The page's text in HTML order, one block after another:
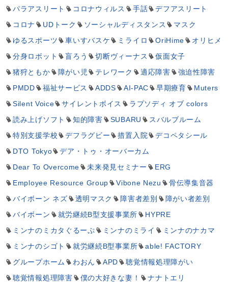
パラアスリート コロナウィルス 手話
デフアスリート
コロナ
UDトーク ソーシャルディスタンス
マスク
ゆるスポーツ
車いすバスケ ミライロ OriHime
オリヒメ
分身ロボット
盲ろう 切断ヴィーナス
仮面女子
猪狩ともか
障がい児 テレワーク 適応障害
強迫性障害
PMDD
福祉サービス ADDS AI-PAC 早期療育
Muters
Silent Voice
サイレントボイス
ラプソディ オブ colors
読み上げソフト
知的障害 SUBARU
スバルブルーム
特別支援学校
デフラグビー 措置入院
デコペタシール
DTO Tokyo
デア・トゥ・オーバーカム
Dear To Overcome
未来発見セミナー
ERG
Employee Resource Group
Vibone Nezu
骨伝導集音器
バイボーン ネズ
透明マスク 障害者差別
障がい者差別
バイボーン
就労継続B型支援事業所
HYPRE
ミンナのミカタぐるーぷ
ミンナのミライ
ミンナのナカマ
ミンナのシゴト
就労継続B型事業所
able! FACTORY
グループホーム
わおん APD
聴覚情報処理障がい
聴覚情報処理障害
僕の大好きな妻！
ナナトエリ